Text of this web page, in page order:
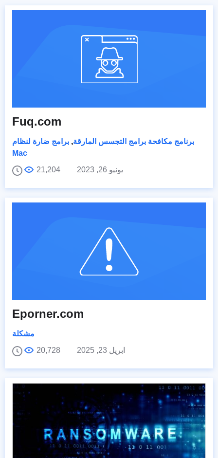
Fuq.com
برنامج مكافحة برامج التجسس المارقة, برامج ضارة لنظام
Mac
يونيو 26, 2023
21,204
Eporner.com
مشكلة
ابريل 23, 2025
20,728